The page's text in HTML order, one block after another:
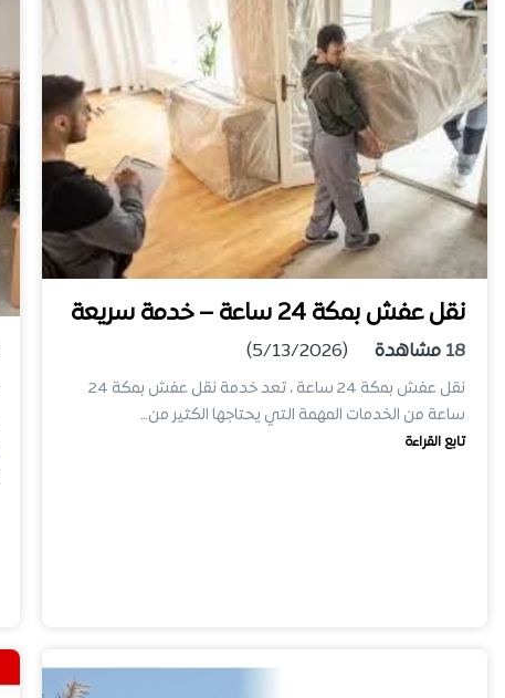
نقل عفش بمكة 24 ساعة – خدمة سريعة
18 مشاهدة (5/13/2026)
نقل عفش بمكة 24 ساعة ، تعد خدمة نقل عفش بمكة 24
ساعة من الخدمات المهمة التي يحتاجها الكثير من…
تابع القراءة